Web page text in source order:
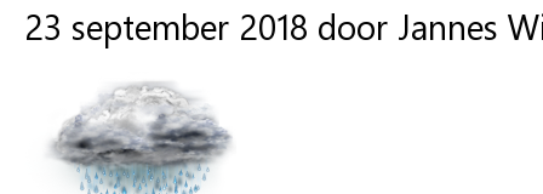
23 september 2018 door Jannes